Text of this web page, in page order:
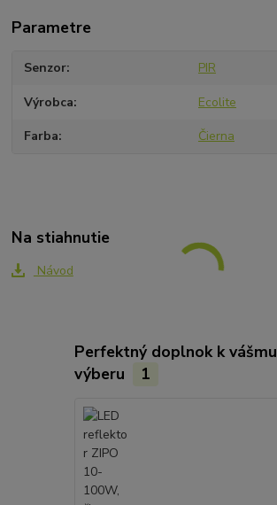
Parametre
Senzor PIR
Výrobca Ecolite
Farba Čierna
Na stiahnutie
Návod
Perfektný doplnok k vášmu
výberu
1